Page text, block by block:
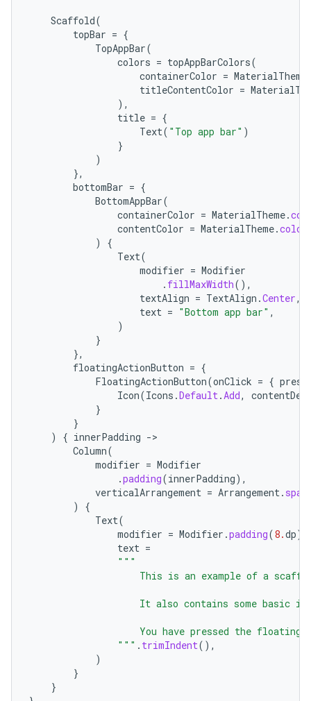
Scaffold(
topBar = {
TopAppBar(
colors = topAppBarColors(
containerColor = MaterialTheme
titleContentColor =
),
title = {
Text( "Top app bar" )
}
)
},
bottomBar = {
BottomAppBar(
containerColor = MaterialTheme.
contentColor = MaterialTheme.
)
{
Text(
modifier = Modifier
. fillMaxWidth(),
textAlign = TextAlign .Center,
text = "Bottom app bar" ,
)
}
},
floatingActionButton = {
FloatingActionButton(onClick = {
Icon(Icons .Default.Add,
}
}
)
{ innerPadding -
Column(
modifier = Modifier
.padding(innerPadding),
verticalArrangement = Arrangement.
)
{
Text(
modifier = Modifier .padding(8.dp),
text =
"""
This is an example of a
It also contains some basic
You have pressed the floating
                """
. trimIndent(),
)
}
}